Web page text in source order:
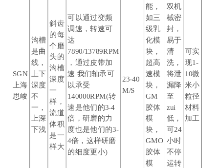
SGN
上海
思峻
沟槽
是曲
线，
上下
深度
不
一，
上深
下浅
斜齿
的每
个磨
头的
沟槽
深度
一
样，
流道
体积
是一
样大
可以通过变频
调速，转速可
达
7890/13789RPM
，通过皮带加
速 我们轴承可
以承受
140000RPM(转
速是他们的3-4
倍，研磨的力
度也是他们的3-
4倍，这样研磨
的细度更小)
23-40
M/S
能，
如三
级乳
化模
块，
超高
速模
块，
GM
胶体
模
块，
GMO
胶体
模
双机
械密
封，
易于
清
洗，
将泄
漏降
至
zui
低，
可24
小时
不停
运转
可实
现1-
10微
米小
粒径
材料
加工